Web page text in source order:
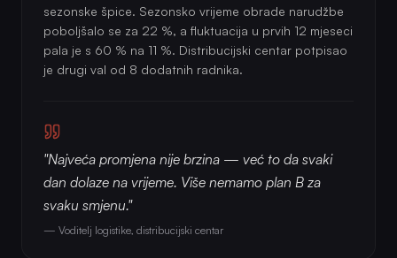
sezonske špice. Sezonsko vrijeme obrade narudžbe
poboljšalo se za 22 %, a fluktuacija u prvih 12 mjeseci
pala je s 60 % na 11 %. Distribucijski centar potpisao
je drugi val od 8 dodatnih radnika.
"Najveća promjena nije brzina — već to da svaki
dan dolaze na vrijeme. Više nemamo plan B za
svaku smjenu."
— Voditelj logistike, distribucijski centar